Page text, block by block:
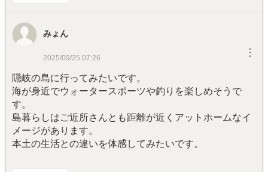
みょん
2025/09/25 07:26 ︙
隠岐の島に行ってみたいです。
海が身近でウォータースポーツや釣りを楽しめそうで
す。
島暮らしはご近所さんとも距離が近くアットホームなイ
メージがあります。
本土の生活との違いを体感してみたいです。